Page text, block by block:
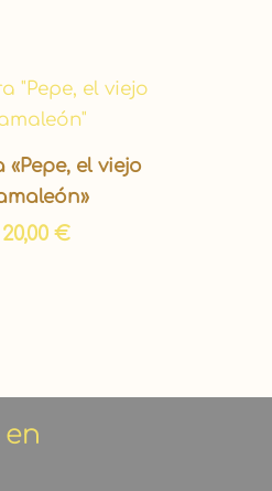
«Pepe, el viejo
20,00 €